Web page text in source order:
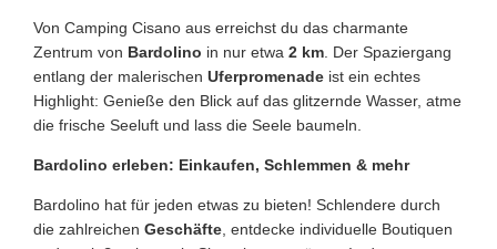
Von Camping Cisano aus erreichst du das charmante
Zentrum von Bardolino in nur etwa 2 km . Der Spaziergang
entlang der malerischen Uferpromenade ist ein echtes
Highlight: Genieße den Blick auf das glitzernde Wasser, atme
die frische Seeluft und lass die Seele baumeln.
Bardolino erleben: Einkaufen, Schlemmen & mehr
Bardolino hat für jeden etwas zu bieten! Schlendere durch
die zahlreichen Geschäfte , entdecke individuelle Boutiquen